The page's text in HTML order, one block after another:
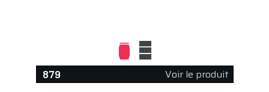
879 Voir le produit